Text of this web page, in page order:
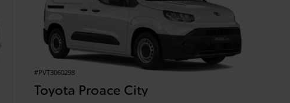
#PVT3060298
Toyota Proace City